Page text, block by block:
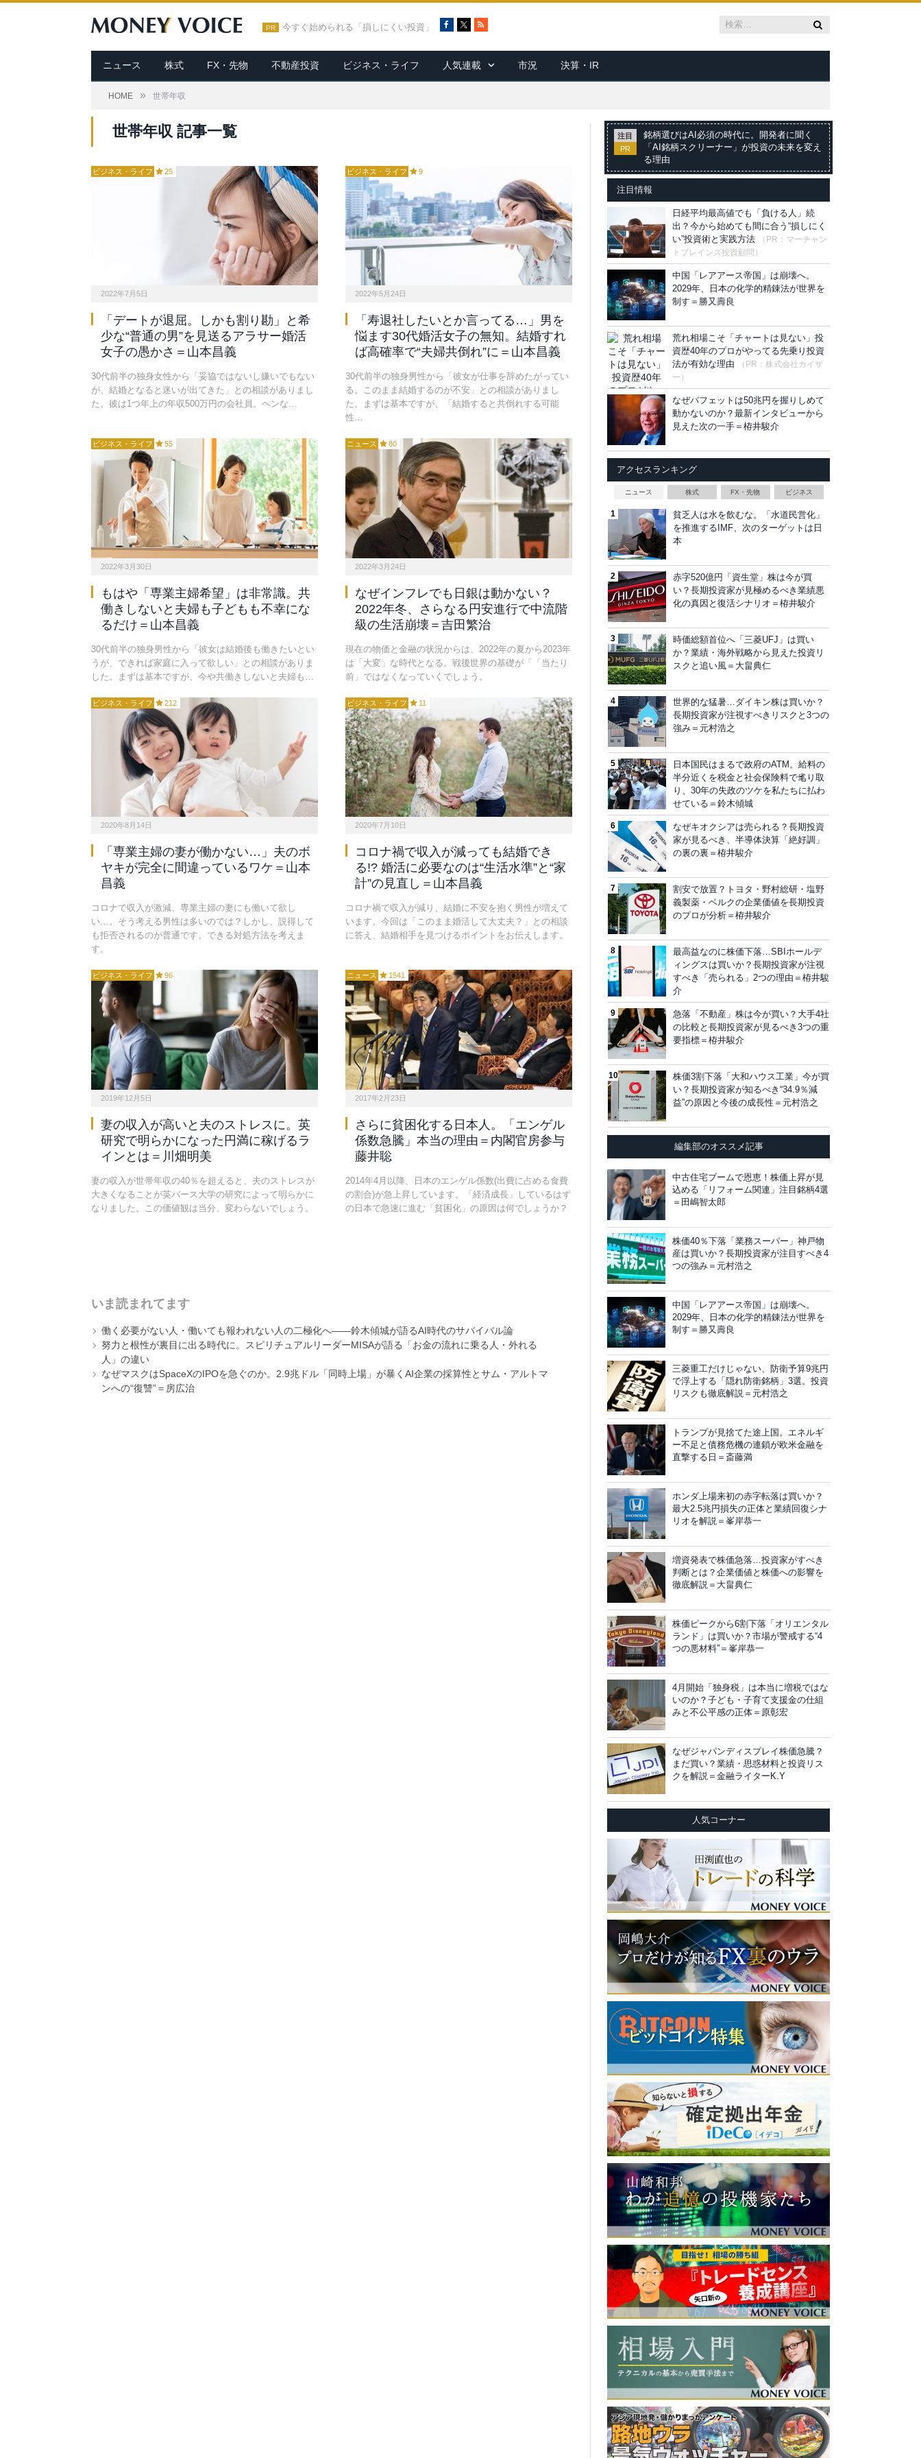
PR 今すぐ始められる「損しにくい投資」
c
e
b
R
S
ニュース 株式 FX・先物 不動産投資 ビジネス・ライフ 人気連載 市況 決算・IR
HOME » 世帯年収
世帯年収 記事一覧
ビジネス・ライフ 25
2022年7月5日
「デートが退屈。しかも割り勘」と希
少な“普通の男”を見送るアラサー婚活
女子の愚かさ＝山本昌義
30代前半の独身女性から「妥協ではないし嫌いでもない
が、結婚となると迷いが出てきた」との相談がありまし
た。彼は1つ年上の年収500万円の会社員。ヘンな…
ビジネス・ライフ 9
2022年5月24日
「寿退社したいとか言ってる…」男を
悩ます30代婚活女子の無知。結婚すれ
ば高確率で“夫婦共倒れ”に＝山本昌義
30代前半の独身男性から「彼女が仕事を辞めたがってい
る。このまま結婚するのが不安」との相談がありまし
た。まずは基本ですが、「結婚すると共倒れする可能
性…
ビジネス・ライフ 55
2022年3月30日
もはや「専業主婦希望」は非常識。共
働きしないと夫婦も子どもも不幸にな
るだけ＝山本昌義
30代前半の独身男性から「彼女は結婚後も働きたいとい
うが、できれば家庭に入って欲しい」との相談がありま
した。まずは基本ですが、今や共働きしないと夫婦も…
ニュース 80
2022年3月24日
なぜインフレでも日銀は動かない？
2022年冬、さらなる円安進行で中流階
級の生活崩壊＝吉田繁治
現在の物価と金融の状況からは、2022年の夏から2023年
は「大変」な時代となる。戦後世界の基礎が「「当たり
前」ではなくなっていくでしょう。
ビジネス・ライフ 212
2020年8月14日
「専業主婦の妻が働かない…」夫のボ
ヤキが完全に間違っているワケ＝山本
昌義
コロナで収入が激減、専業主婦の妻にも働いて欲し
い…。そう考える男性は多いのでは？しかし、説得して
も拒否されるのが普通です。できる対処方法を考えま
す。
ビジネス・ライフ 11
2020年7月10日
コロナ禍で収入が減っても結婚でき
る!? 婚活に必要なのは“生活水準”と“家
計”の見直し＝山本昌義
コロナ禍で収入が減り、結婚に不安を抱く男性が増えて
います。今回は「このまま婚活して大丈夫？」との相談
に答え、結婚相手を見つけるポイントをお伝えします。
ビジネス・ライフ 96
2019年12月5日
妻の収入が高いと夫のストレスに。英
研究で明らかになった円満に稼げるラ
インとは＝川畑明美
妻の収入が世帯年収の40％を超えると、夫のストレスが
大きくなることが英バース大学の研究によって明らかに
なりました。この価値観は当分、変わらないでしょう。
ニュース 1541
2017年2月23日
さらに貧困化する日本人。「エンゲル
係数急騰」本当の理由＝内閣官房参与
藤井聡
2014年4月以降、日本のエンゲル係数(出費に占める食費
の割合)が急上昇しています。「経済成長」しているはず
の日本で急速に進む「貧困化」の原因は何でしょうか？
いま読まれてます
働く必要がない人・働いても報われない人の二極化へ――鈴木傾城が語るAI時代のサバイバル論
努力と根性が裏目に出る時代に。スピリチュアルリーダーMISAが語る「お金の流れに乗る人・外れる
人」の違い
なぜマスクはSpaceXのIPOを急ぐのか。2.9兆ドル「同時上場」が暴くAI企業の採算性とサム・アルトマ
ンへの“復讐”＝房広治
注目
PR
銘柄選びはAI必須の時代に。開発者に聞く
「AI銘柄スクリーナー」が投資の未来を変え
る理由
注目情報
日経平均最高値でも「負ける人」続
出？今から始めても間に合う“損しにく
い”投資術と実践方法
（PR：マーチャン
トブレインズ投資顧問）
中国「レアアース帝国」は崩壊へ。
2029年、日本の化学的精錬法が世界を
制す＝勝又壽良
荒れ相場こそ「チャートは見ない」投
資歴40年のプロがやってる先乗り投資
法が有効な理由
（PR：株式会社カイザ
ー）
なぜバフェットは50兆円を握りしめて
動かないのか？最新インタビューから
見えた次の一手＝栫井駿介
アクセスランキング
ニュース 株式 FX・先物 ビジネス
貧乏人は水を飲むな。「水道民営化」
を推進するIMF、次のターゲットは日
本
赤字520億円「資生堂」株は今が買
い？長期投資家が見極めるべき業績悪
化の真因と復活シナリオ＝栫井駿介
時価総額首位へ「三菱UFJ」は買い
か？業績・海外戦略から見えた投資リ
スクと追い風＝大畠典仁
世界的な猛暑…ダイキン株は買いか？
長期投資家が注視すべきリスクと3つの
強み＝元村浩之
日本国民はまるで政府のATM。給料の
半分近くを税金と社会保険料で毟り取
り、30年の失政のツケを私たちに払わ
せている＝鈴木傾城
なぜキオクシアは売られる？長期投資
家が見るべき、半導体決算「絶好調」
の裏の裏＝栫井駿介
割安で放置？トヨタ・野村総研・塩野
義製薬・ベルクの企業価値を長期投資
のプロが分析＝栫井駿介
最高益なのに株価下落…SBIホールデ
ィングスは買いか？長期投資家が注視
すべき「売られる」2つの理由＝栫井駿
介
急落「不動産」株は今が買い？大手4社
の比較と長期投資家が見るべき3つの重
要指標＝栫井駿介
株価3割下落「大和ハウス工業」今が買
い？長期投資家が知るべき“34.9％減
益”の原因と今後の成長性＝元村浩之
編集部のオススメ記事
中古住宅ブームで恩恵！株価上昇が見
込める「リフォーム関連」注目銘柄4選
＝田嶋智太郎
株価40％下落「業務スーパー」神戸物
産は買いか？長期投資家が注目すべき4
つの強み＝元村浩之
中国「レアアース帝国」は崩壊へ。
2029年、日本の化学的精錬法が世界を
制す＝勝又壽良
三菱重工だけじゃない、防衛予算9兆円
で浮上する「隠れ防衛銘柄」3選。投資
リスクも徹底解説＝元村浩之
トランプが見捨てた途上国。エネルギ
ー不足と債務危機の連鎖が欧米金融を
直撃する日＝斎藤満
ホンダ上場来初の赤字転落は買いか？
最大2.5兆円損失の正体と業績回復シナ
リオを解説＝峯岸恭一
増資発表で株価急落…投資家がすべき
判断とは？企業価値と株価への影響を
徹底解説＝大畠典仁
株価ピークから6割下落「オリエンタル
ランド」は買いか？市場が警戒する“4
つの悪材料”＝峯岸恭一
4月開始「独身税」は本当に増税ではな
いのか？子ども・子育て支援金の仕組
みと不公平感の正体＝原彰宏
なぜジャパンディスプレイ株価急騰？
まだ買い？業績・思惑材料と投資リス
クを解説＝金融ライターK.Y
人気コーナー